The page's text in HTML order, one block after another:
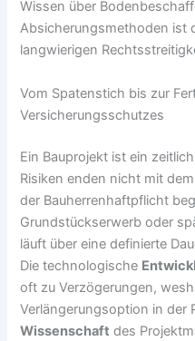
Wissen über
Absicherungsmethoden ist
langwierigen
Vom Spatenstich bis zur
Versicherungsschutzes
Ein Bauprojekt ist ein
Risiken enden nicht mit
der Bauherrenhaftpflicht
Grundstückserwerb oder
läuft über eine definierte
Die technologische
oft zu Verzögerungen,
Verlängerungsoption in der
Wissenschaft des